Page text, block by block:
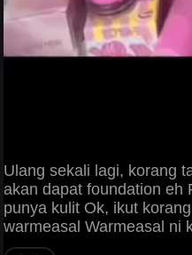
Ulang sekali lagi, korang
akan dapat foundation eh
punya kulit Ok, ikut
warmeasal Warmeasal ni